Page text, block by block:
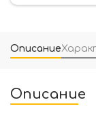
Описание
Описание